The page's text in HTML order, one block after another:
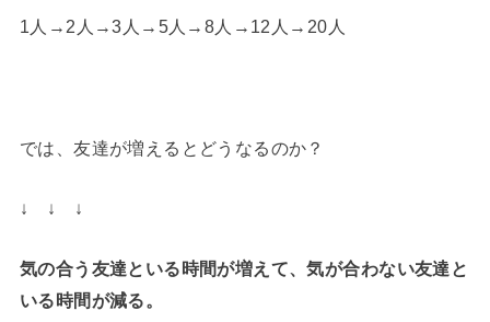
1人→2人→3人→5人→8人→12人→20人
では、友達が増えるとどうなるのか？
↓ ↓ ↓
気の合う友達といる時間が増えて、気が合わない友達と
いる時間が減る。